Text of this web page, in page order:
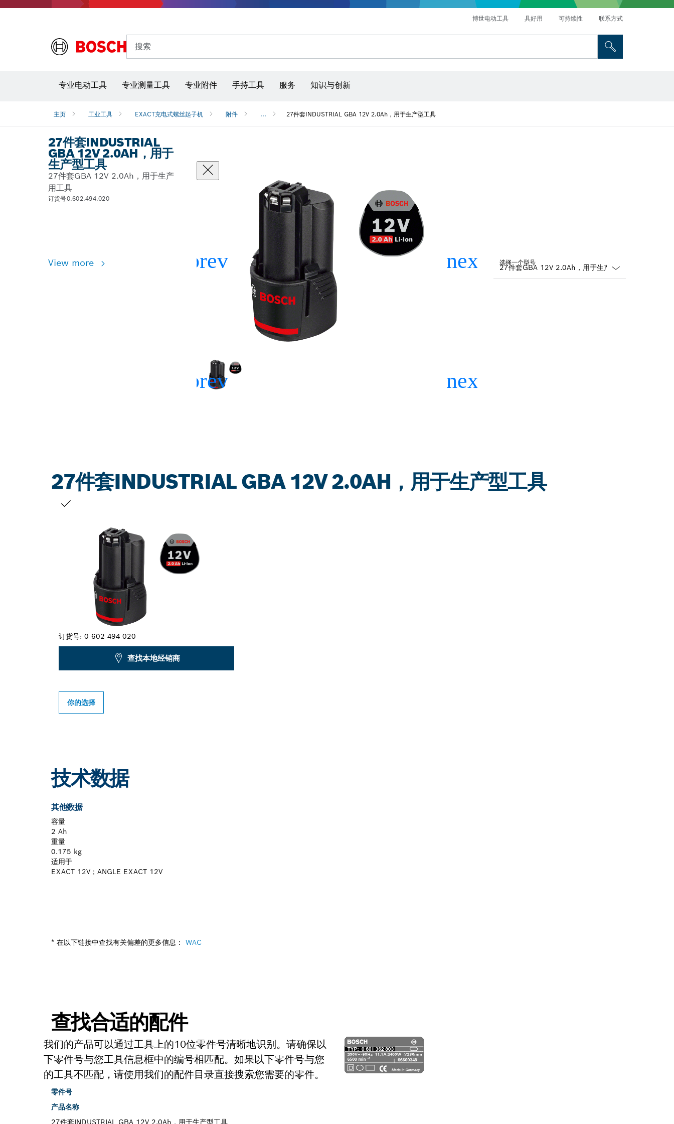
博世电动工具 具好用 可持续性 联系方式
搜索
专业电动工具 专业测量工具 专业附件 手持工具 服务 知识与创新
主页 工业工具 EXACT充电式螺丝起子机 附件 ... 27件套INDUSTRIAL GBA 12V 2.0Ah，用于生产型工具
27件套INDUSTRIAL
GBA 12V 2.0AH，用于
生产型工具
27件套GBA 12V 2.0Ah，用于生产
用工具
订货号0.602.494.020
View more 选择一个型号
27件套INDUSTRIAL GBA 12V 2.0AH，用于生产型工具
订货号: 0 602 494 020
查找本地经销商
你的选择
技术数据
其他数据
容量
2 Ah
重量
0.175 kg
适用于
EXACT 12V；ANGLE EXACT 12V
* 在以下链接中查找有关偏差的更多信息： WAC
查找合适的配件
我们的产品可以通过工具上的10位零件号清晰地识别。请确保以
下零件号与您工具信息框中的编号相匹配。如果以下零件号与您
的工具不匹配，请使用我们的配件目录直接搜索您需要的零件。
零件号
产品名称
27件套INDUSTRIAL GBA 12V 2.0Ah，用于生产型工具